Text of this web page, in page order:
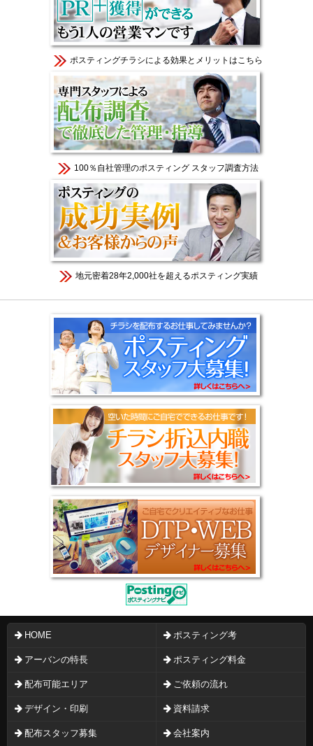
ポスティングチラシによる効果とメリットはこちら
100％自社管理のポスティング スタッフ調査方法
地元密着28年2,000社を超えるポスティング実績
HOME ポスティング考
アーバンの特長 ポスティング料金
配布可能エリア ご依頼の流れ
デザイン・印刷 資料請求
配布スタッフ募集 会社案内